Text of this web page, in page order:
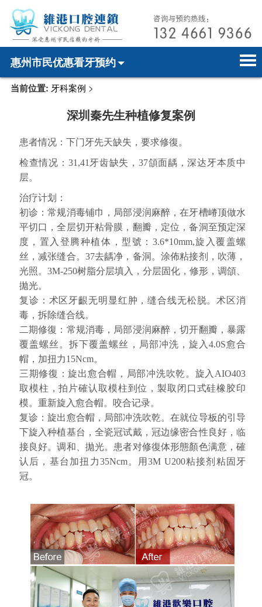
惠州市民优惠看牙预约
首页home page
hospital introduction
医师介绍 doctor introduction
医疗新闻
牙科案例
种植牙 dental implant
箍牙orthodontics
收费标准
就医指引contact us
电话预约
WhatsApp预约
当前位置: 牙科案例 >
深圳秦先生种植修复案例
患者情况：下门牙先天缺失，要求修復。
检查情况：31,41牙齿缺失，37頜面龋，深达牙本质中
层。
治疗计划：
初诊：常规消毒铺巾，局部浸润麻醉，在牙槽嵴顶做水
平切口，全层切开粘骨膜，翻瓣，定位，备洞至预定深
度，置入登腾种植体，型號：3.6*10mm,旋入覆盖螺
丝，减张缝合。37去龋净，备洞。涂佈粘接剂，吹薄，
光照。3M-250树脂分层填入，分层固化，修形，调頜、
拋光。
复诊：术区牙齦无明显红肿，缝合线无松脱。术区消
毒，拆除缝合线。
二期修復：常规消毒，局部浸润麻醉，切开翻瓣，暴露
覆盖螺丝。拆下覆盖螺丝，局部冲洗，旋入4.0S愈合
帽，加扭力15Ncm。
三期修復：旋出愈合帽，局部冲洗吹乾。旋入AIO403
取模柱，拍片確认取模柱到位，製取闭口式硅橡胶印
模。重新旋入愈合帽。咬合记录。
复诊：旋出愈合帽，局部冲洗吹乾。在就位导板的引导
下旋入种植基台，全瓷冠试戴，冠边缘密合性良好，临
接良好。调和、拋光。患者对修復体形態顏色满意，確
认后，基台加扭力35Ncm。用3M U200粘接剂粘固牙
冠。